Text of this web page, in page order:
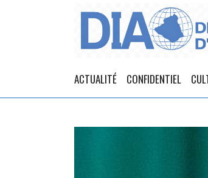
ACTUALITÉ CONFIDENTIEL